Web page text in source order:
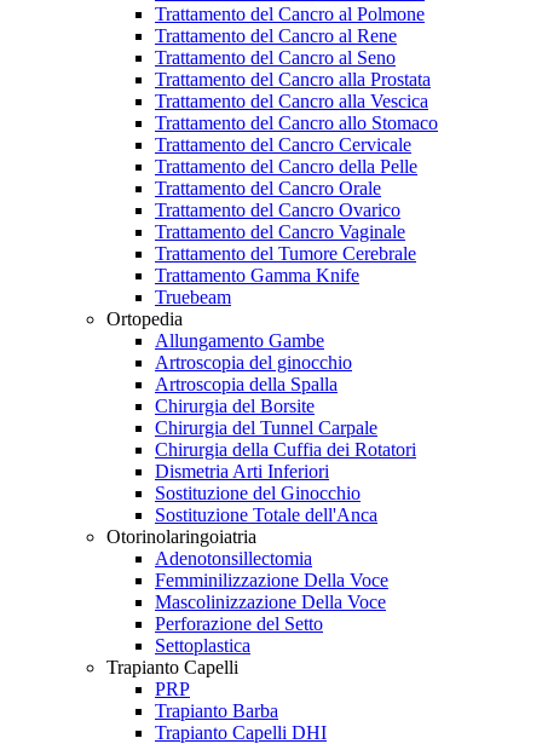
Trattamento del Cancro al Polmone
Trattamento del Cancro al Rene
Trattamento del Cancro al Seno
Trattamento del Cancro alla Prostata
Trattamento del Cancro alla Vescica
Trattamento del Cancro allo Stomaco
Trattamento del Cancro Cervicale
Trattamento del Cancro della Pelle
Trattamento del Cancro Orale
Trattamento del Cancro Ovarico
Trattamento del Cancro Vaginale
Trattamento del Tumore Cerebrale
Trattamento Gamma Knife
Truebeam
Ortopedia
Allungamento Gambe
Artroscopia del ginocchio
Artroscopia della Spalla
Chirurgia del Borsite
Chirurgia del Tunnel Carpale
Chirurgia della Cuffia dei Rotatori
Dismetria Arti Inferiori
Sostituzione del Ginocchio
Sostituzione Totale dell'Anca
Otorinolaringoiatria
Adenotonsillectomia
Femminilizzazione Della Voce
Mascolinizzazione Della Voce
Perforazione del Setto
Settoplastica
Trapianto Capelli
PRP
Trapianto Barba
Trapianto Capelli DHI